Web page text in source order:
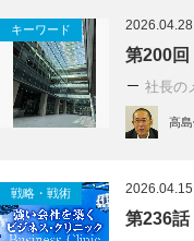
キーワード 2026.04.28
第200
社長の
高
戦略・戦術 2026.04.15
第236